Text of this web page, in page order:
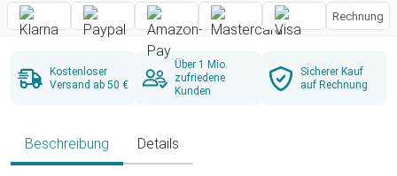
Rechnung
Kostenloser
Versand ab 50 €
Über 1 Mio.
zufriedene
Kunden
Sicherer Kauf
auf Rechnung
Beschreibung Details